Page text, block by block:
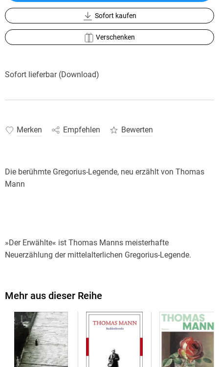
Sofort kaufen
Verschenken
Sofort lieferbar (Download)
Merken Empfehlen Bewerten
Die berühmte Gregorius-Legende, neu erzählt von Thomas
Mann
»Der Erwählte« ist Thomas Manns meisterhafte
Neuerzählung der mittelalterlichen Gregorius-Legende.
seiner Rettung erhält er eine klösterliche Erziehung und
Durch einen Kampf erobert er sich das Herz von Herzogin
Sibylla, die seine Gattin wird. Erst nach Jahren stellen sie
fest, dass Gregorius seine Mutter geheiratet hat. Er verlässt
die Stadt, um fortan als Eremit zu leben. Von einem Fischer
wird er auf einen Felsen in einem See gebracht, wo er
Mehr aus dieser Reihe